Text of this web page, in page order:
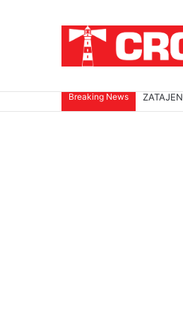
Breaking News